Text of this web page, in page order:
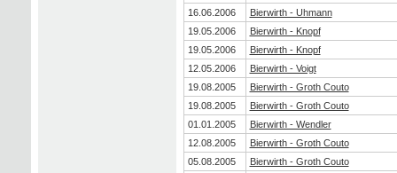
16.06.2006
Bierwirth - Uhmann
19.05.2006
Bierwirth - Knopf
19.05.2006
Bierwirth - Knopf
12.05.2006
Bierwirth - Voigt
19.08.2005
Bierwirth - Groth Couto
19.08.2005
Bierwirth - Groth Couto
01.01.2005
Bierwirth - Wendler
12.08.2005
Bierwirth - Groth Couto
05.08.2005
Bierwirth - Groth Couto